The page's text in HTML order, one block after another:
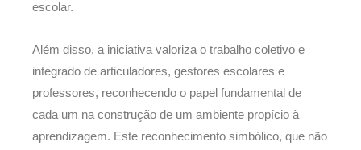
escolar.
Além disso, a iniciativa valoriza o trabalho coletivo e
integrado de articuladores, gestores escolares e
professores, reconhecendo o papel fundamental de
cada um na construção de um ambiente propício à
aprendizagem. Este reconhecimento simbólico, que não